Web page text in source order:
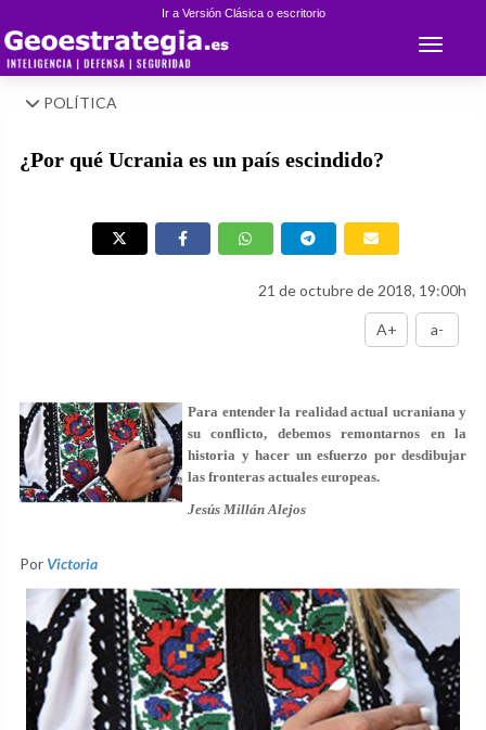
Ir a Versión Clásica o escritorio
Toggle
POLÍTICA
¿Por qué Ucrania es un país escindido?
21 de octubre de 2018, 19:00h
A+ a-
Para entender la realidad actual ucraniana y
su conflicto, debemos remontarnos en la
historia y hacer un esfuerzo por desdibujar
las fronteras actuales europeas.
Jesús Millán Alejos
Por Victoria